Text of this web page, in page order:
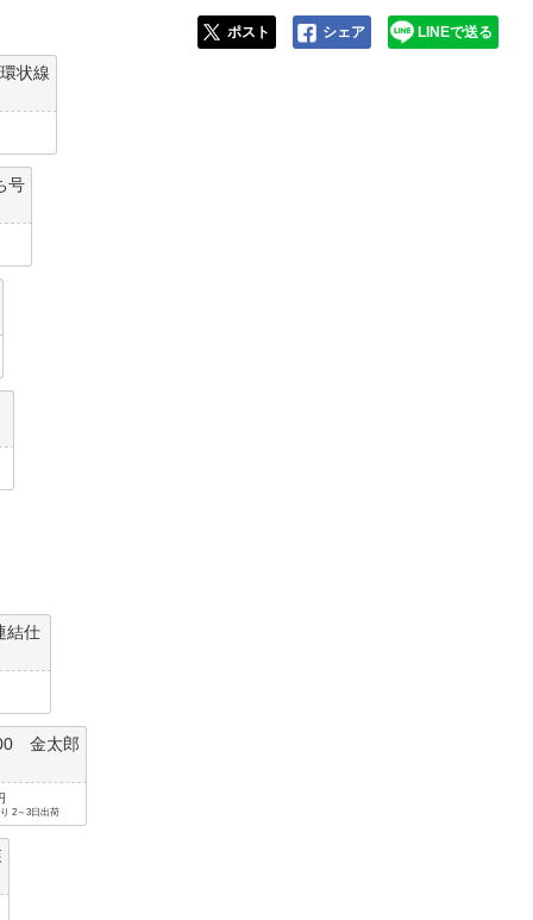
状線
号
結仕
金太郎
2～3日出荷
ポスト シェア LINEで送る